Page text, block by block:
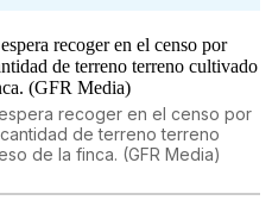
recoger en el censo por
de terreno terreno
de la finca. (GFR Media)